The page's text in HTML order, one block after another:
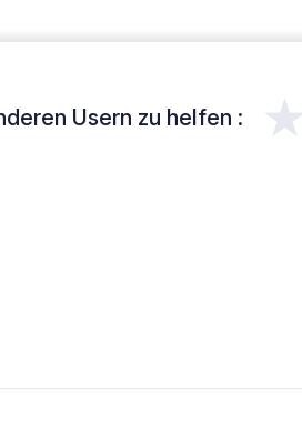
Usern zu helfen :